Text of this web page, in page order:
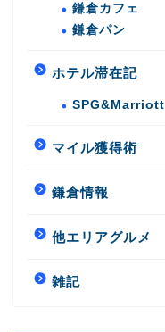
鎌倉カフェ
鎌倉パン
ホテル滞在記
SPG&Marriott
マイル獲得術
鎌倉情報
他エリアグルメ
雑記